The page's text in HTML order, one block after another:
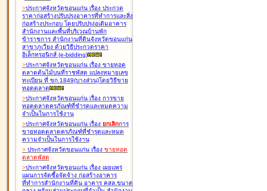
>ประกาศจังหวัดขอนแก่น เรื่อง ประกวด
ราคาก่อสร้างปรับปรุงอาคารที่ทำการและสิ่ง
ก่อสร้างประกอบ โดยปรับปรุง่อเติมอาคาร
สำนักงานและพื้นที่บริเวณบ้านพัก
ข้าราชการ สำนักงานที่ดินจังหวัดขอนแก่น
สาขาภูเวียง ด้วยวิธีประกวดราคา
อิเล็กทรอนิกส์ (e-bidding)
>ประกาศจังหวัดขอนแก่น เรื่อง ขายทอด
ตลาดต้นไม้บนที่ราชพัสดุ แปลงหมายเลข
ทะเบียน ที่ ขก.1849(บางส่วน)โดยวิธีขาย
ทอดตลาด
>ประกาศจังหวัดขอนแก่น เรื่อง การขาย
ทอดตลาดครุภัณฑ์ที่ชำรุดและหมดความ
จำเป็นในการใช้งาน
>ประกาศจังหวัดขอนแก่น เรื่อง ยกเลิกการ
ขายทอดตลาดครุภัณฑ์ที่ชำรุดและหมด
ความจำเป็นในการใช้งาน
> ประกาศจังหวัดขอนแก่น เรื่อง ขายทอด
ตลาดพัสดุ
>ประกาศจังหวัดขอนแก่น เรื่อง เผยแพร่
แผนการจัดซื้อจัดจ้าง ก่อสร้างอาคาร
ที่ทำการสำนักงานที่ดิน อาคาร คสล.ขนาด